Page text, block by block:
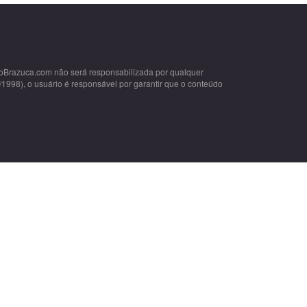
não será responsabilizada por qualquer
o usuário é responsável por garantir que o conteúdo